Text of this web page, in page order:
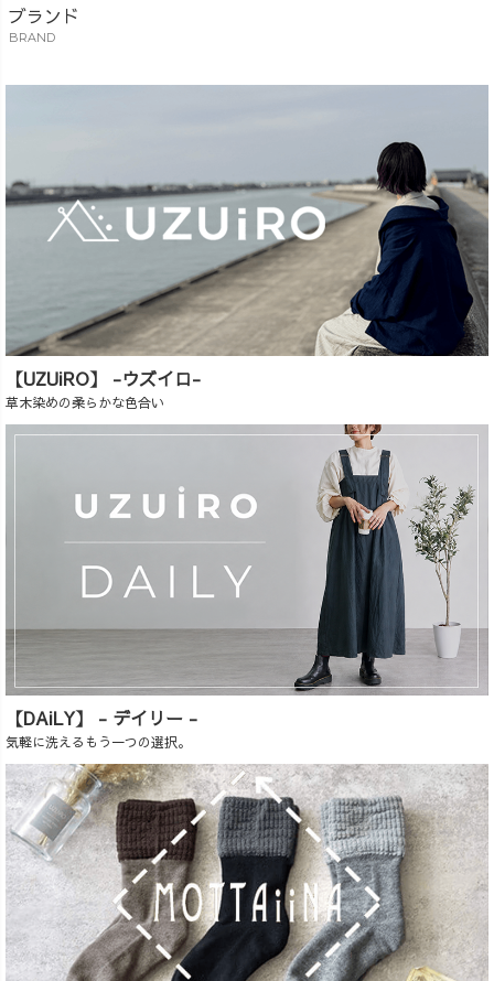
ブランド
BRAND
【UZUiRO】 -ウズイロ-
草木染めの柔らかな色合い
【DAiLY】 - デイリー -
気軽に洗えるもう一つの選択。